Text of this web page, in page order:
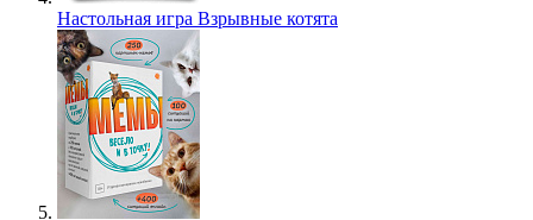
Настольная игра Взрывные котята